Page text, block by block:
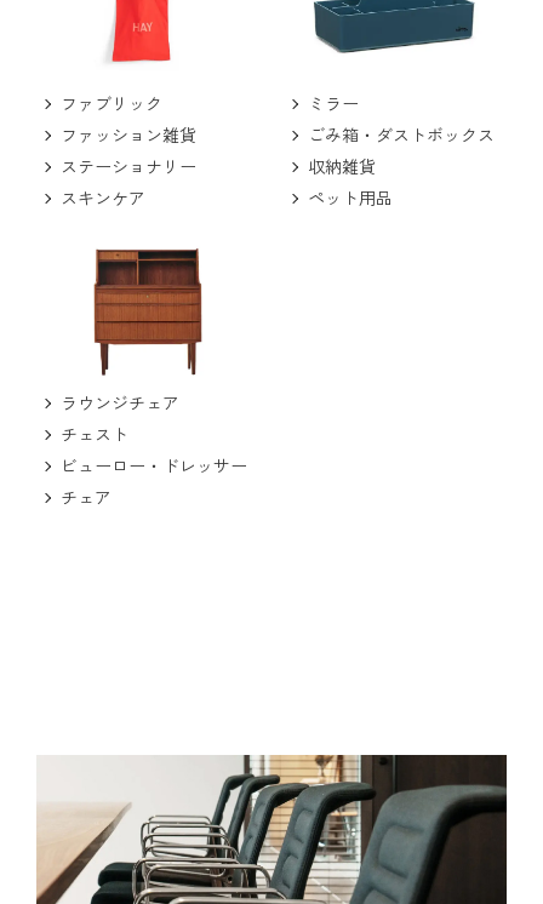
ファブリック
ファッション雑貨
ステーショナリー
スキンケア
ミラー
ごみ箱・ダストボックス
収納雑貨
ペット用品
ラウンジチェア
チェスト
ビューロー・ドレッサー
チェア